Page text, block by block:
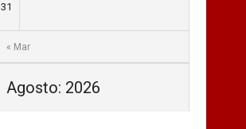
Agosto: 2026
« Mar
31